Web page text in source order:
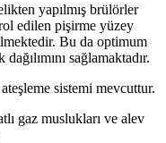
yapılmış brülörler
edilen pişirme yüzey
Bu da optimum
sağlamaktadır.
sistemi mevcuttur.
gaz muslukları ve alev